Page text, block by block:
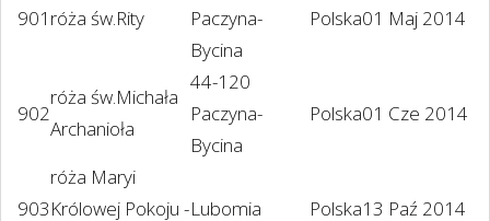
901 róża św.Rity
Paczyna-
Bycina
Polska01 Maj 2014
902
róża św.Michała
Archanioła
44-120
Paczyna-
Bycina
Polska01 Cze 2014
903
róża Maryi
Królowej Pokoju -Lubomia Polska13 Paź 2014